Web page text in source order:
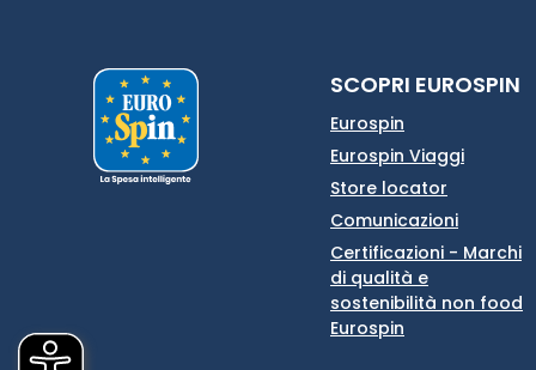
SCOPRI EUROSPIN
Eurospin
Eurospin Viaggi
Store locator
Comunicazioni
Certificazioni - Marchi
di qualità e
sostenibilità non food
Eurospin